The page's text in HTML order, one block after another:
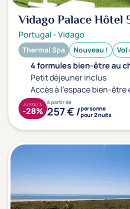
Vidago Palace Hôtel
Portugal -Vidago
Thermal Spa Nouveau ! Vol
4 formules bien-être au
Petit déjeuner inclus
Accès à l'espace bien-être
à partir de
257 € /personne
pour 2 nuits
JUSQU'À
-28%